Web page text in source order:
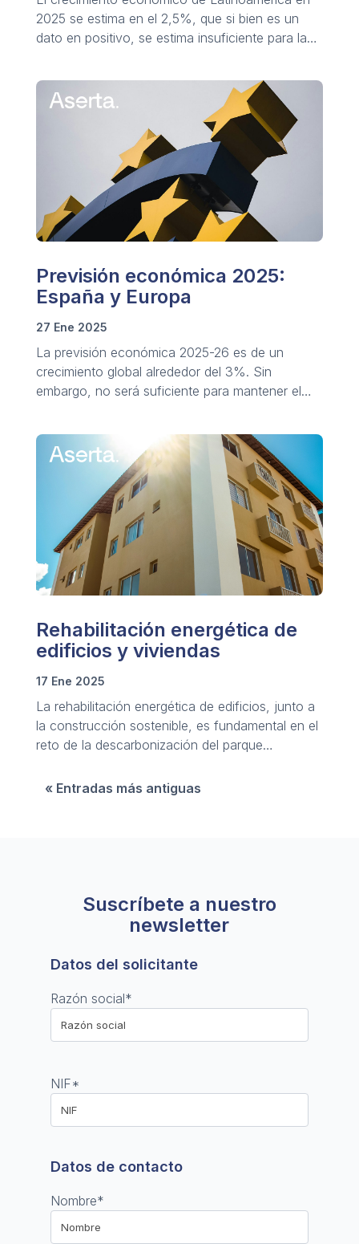
2025 se estima en el 2,5%, que si bien es un
dato en positivo, se estima insuficiente para la
Previsión económica 2025:
España y Europa
27 Ene 2025
La previsión económica 2025-26 es de un
crecimiento global alrededor del 3%. Sin
embargo, no será suficiente para mantener el
Rehabilitación energética de
edificios y viviendas
17 Ene 2025
La rehabilitación energética de edificios, junto a
la construcción sostenible, es fundamental en el
reto de la descarbonización del parque
« Entradas más antiguas
Suscríbete a nuestro
newsletter
Datos del solicitante
Razón social*
NIF*
Datos de contacto
Nombre*